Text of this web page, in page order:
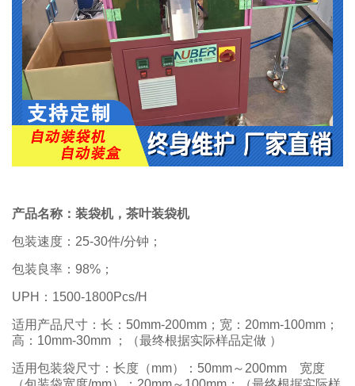
产品名称：装袋机，茶叶装袋机
包装速度：25-30件/分钟；
包装良率：98%；
UPH：1500-1800Pcs/H
适用产品尺寸：长：50mm-200mm；宽：20mm-100mm；
高：10mm-30mm ；（最终根据实际样品定做 ）
适用包装袋尺寸：长度（mm）：50mm～200mm 宽度